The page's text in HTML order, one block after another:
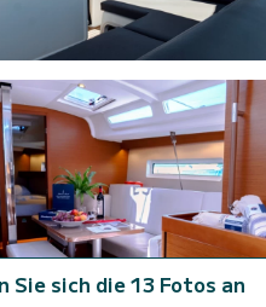
Sehen Sie sich die 13 Fotos an